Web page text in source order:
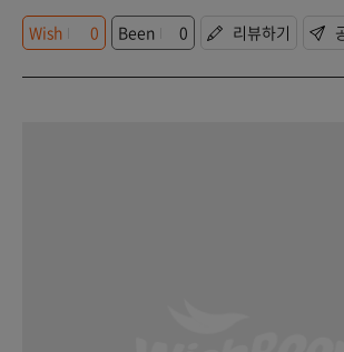
Wish
0 Been 0 리뷰하기